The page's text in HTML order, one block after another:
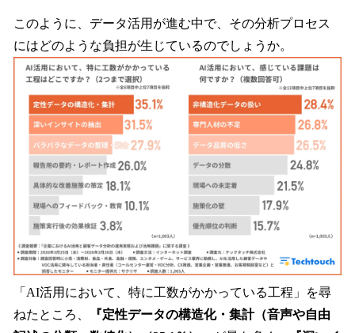
このように、データ活用が進む中で、その分析プロセス
にはどのような負担が生じているのでしょうか。
「AI活用において、特に工数がかかっている工程」を尋
ねたところ、
『定性データの構造化・集計（音声や自由